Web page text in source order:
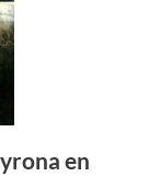
en